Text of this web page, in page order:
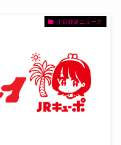
注目銭湯ニュース